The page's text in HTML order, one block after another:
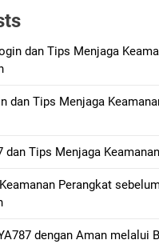
dan Tips Menjaga
dan Tips Menjaga
dan Tips Menjaga
Perangkat
dengan Aman melalui